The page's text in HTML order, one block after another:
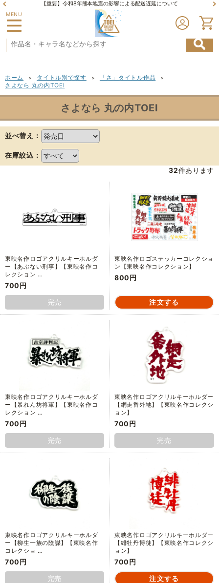
【重要】令和8年熊本地震の影響による配送遅延について
MENU
ホーム > タイトル別で探す > 「さ」タイトル作品 >
さよなら 丸の内TOEI
さよなら 丸の内TOEI
並べ替え：
在庫絞込：
32件あります
東映名作ロゴアクリルキーホルダ
ー【あぶない刑事】【東映名作コ
レクション …
700円
完売
東映名作ロゴステッカーコレクショ
ン【東映名作コレクション】
800円
東映名作ロゴアクリルキーホルダ
ー【暴れん坊将軍】【東映名作コ
レクション …
700円
完売
東映名作ロゴアクリルキーホルダー
【網走番外地】【東映名作コレクシ
ョン】
700円
完売
東映名作ロゴアクリルキーホルダ
ー【柳生一族の陰謀】【東映名作
コレクショ …
700円
完売
東映名作ロゴアクリルキーホルダー
【緋牡丹博徒】【東映名作コレクシ
ョン】
700円